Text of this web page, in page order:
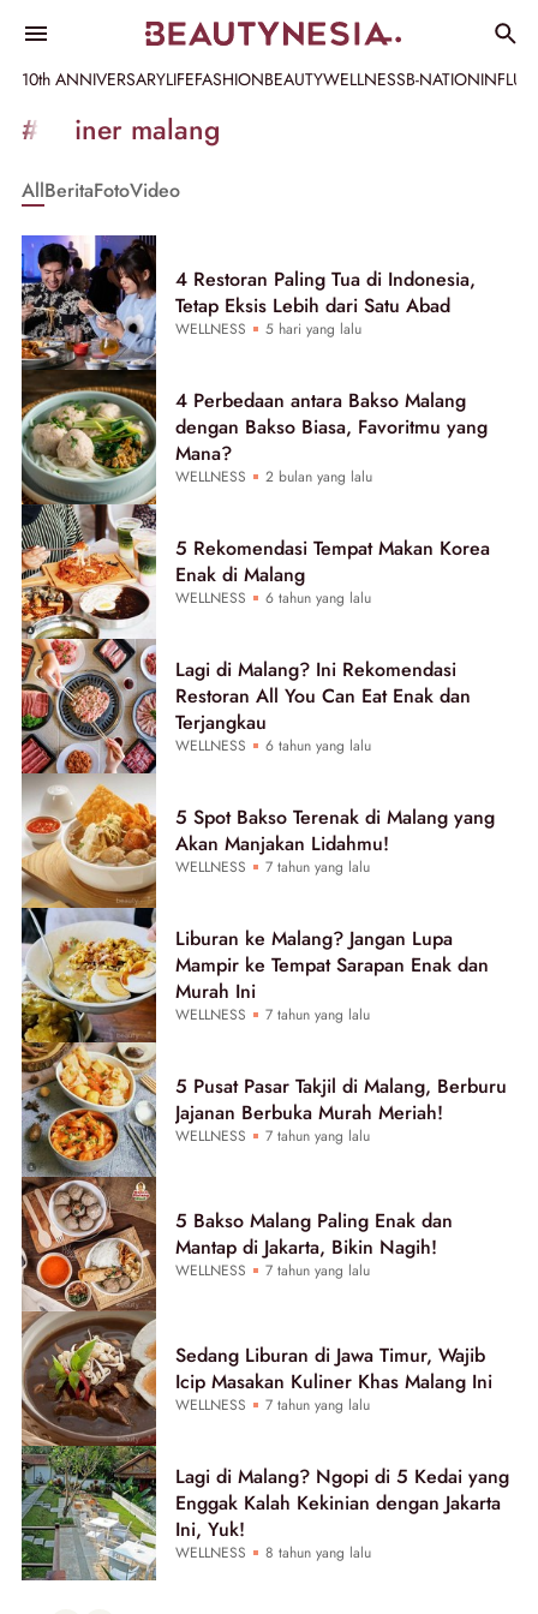
10th ANNIVERSARYLIFEFASHIONBEAUTYWELLNESSB-NATION
Informasi
[GET_DATA_TITLE]
Beautynesia
#kuliner malang
AllBeritaFotoVideo
4 Restoran Paling Tua di Indonesia,
Tetap Eksis Lebih dari Satu Abad
WELLNESS 5 hari yang lalu
4 Perbedaan antara Bakso Malang
dengan Bakso Biasa, Favoritmu yang
Mana?
WELLNESS 2 bulan yang lalu
5 Rekomendasi Tempat Makan Korea
Enak di Malang
WELLNESS 6 tahun yang lalu
Lagi di Malang? Ini Rekomendasi
Restoran All You Can Eat Enak dan
Terjangkau
WELLNESS 6 tahun yang lalu
5 Spot Bakso Terenak di Malang yang
Akan Manjakan Lidahmu!
WELLNESS 7 tahun yang lalu
Liburan ke Malang? Jangan Lupa
Mampir ke Tempat Sarapan Enak dan
Murah Ini
WELLNESS 7 tahun yang lalu
5 Pusat Pasar Takjil di Malang, Berburu
Jajanan Berbuka Murah Meriah!
WELLNESS 7 tahun yang lalu
5 Bakso Malang Paling Enak dan
Mantap di Jakarta, Bikin Nagih!
WELLNESS 7 tahun yang lalu
Sedang Liburan di Jawa Timur, Wajib
Icip Masakan Kuliner Khas Malang Ini
WELLNESS 7 tahun yang lalu
Lagi di Malang? Ngopi di 5 Kedai yang
Enggak Kalah Kekinian dengan Jakarta
Ini, Yuk!
WELLNESS 8 tahun yang lalu